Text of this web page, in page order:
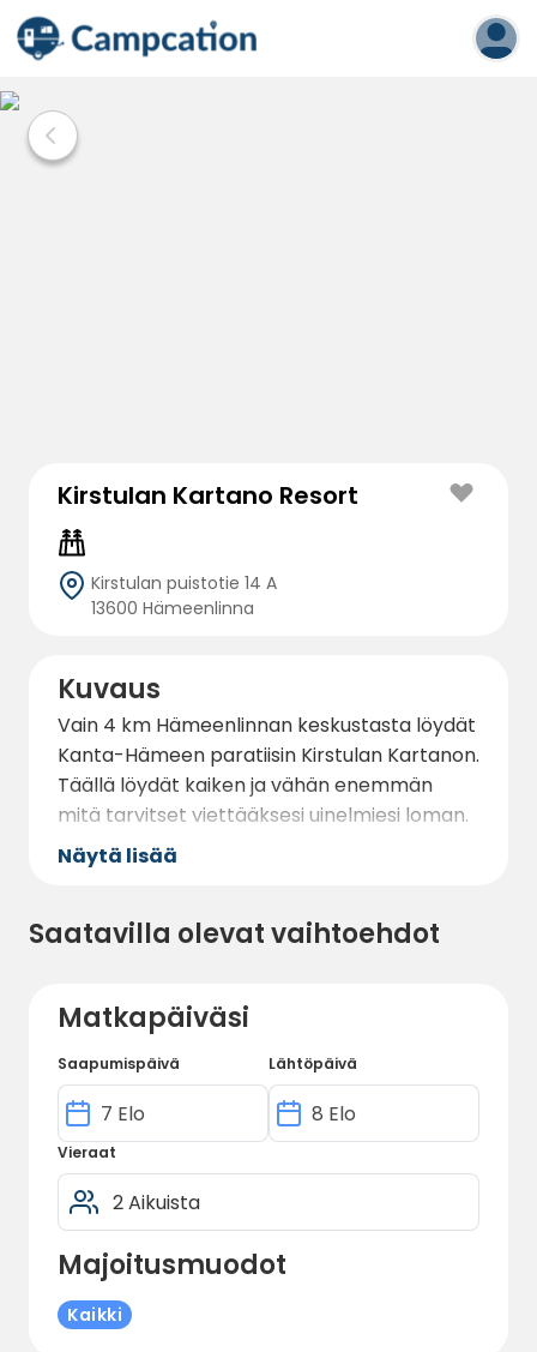
Kirstulan Kartano Resort
Kirstulan puistotie 14 A
13600 Hämeenlinna
Kuvaus
Vain 4 km Hämeenlinnan keskustasta löydät
Kanta-Hämeen paratiisin Kirstulan Kartanon.
Täällä löydät kaiken ja vähän enemmän
mitä tarvitset viettääksesi uinelmiesi loman.
Näytä lisää
Saatavilla olevat vaihtoehdot
Matkapäiväsi
Saapumispäivä Lähtöpäivä
Vieraat
Majoitusmuodot
Kaikki